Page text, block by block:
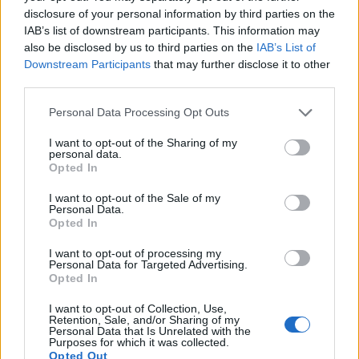
disclosure of your personal information by third parties on the
IAB’s list of downstream participants. This information may
also be disclosed by us to third parties on the IAB’s List of
Downstream Participants that may further disclose it to other
Personal Data Processing Opt Outs
I want to opt-out of the Sharing of my
personal data.
Opted In
I want to opt-out of the Sale of my
Personal Data.
Opted In
I want to opt-out of processing my
Personal Data for Targeted Advertising.
Opted In
I want to opt-out of Collection, Use,
Retention, Sale, and/or Sharing of my
Personal Data that Is Unrelated with the
Purposes for which it was collected.
Opted Out
Kimért robothang
dübörgött Kolozsvár
főterén
FSANDOR
Nem, nem a Kraftwerk nyitotta meg az